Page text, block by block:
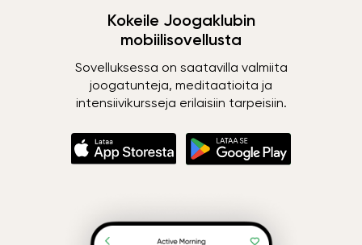
Kokeile Joogaklubin
mobiilisovellusta
Sovelluksessa on saatavilla valmiita
joogatunteja, meditaatioita ja
intensiivikursseja erilaisiin tarpeisiin.